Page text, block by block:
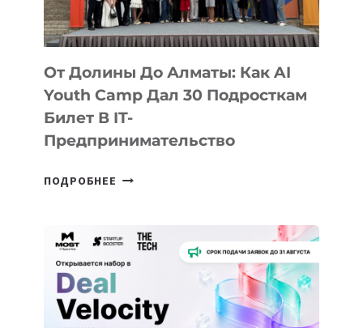
От Долины До Алматы: Как AI
Youth Camp Дал 30 Подросткам
Билет В IT-
Предпринимательство
ПОДРОБНЕЕ ОТ
АЛМАТЫ:
AI
YOUTH
CAMP